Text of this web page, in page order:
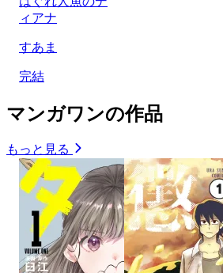
ィアナ
すあま
完結
マンガワンの作品
もっと見る